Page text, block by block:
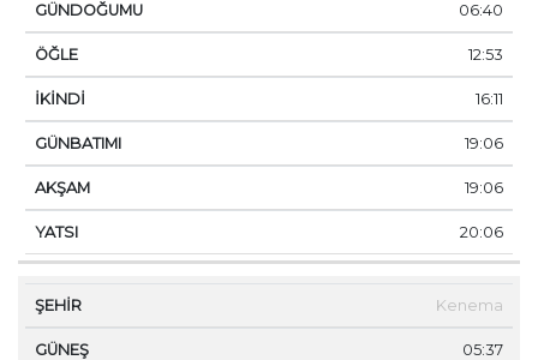
06:40
12:53
16:11
19:06
19:06
20:06
Kenema
05:37